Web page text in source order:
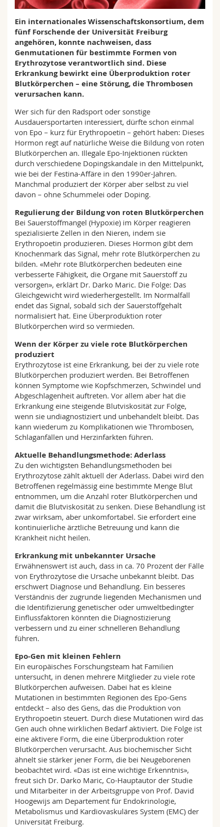
Math.-Nat. und Med. Fak.
Interfakultär
Mitarbeitende
Doktorierende
Webmail
Vorlesungsverzeichnis
MyUnifr
Ein internationales Wissenschaftskonsortium, dem
fünf Forschende der Universität Freiburg
angehören, konnte nachweisen, dass
Genmutationen für bestimmte Formen von
Erythrozytose verantwortlich sind. Diese
Erkrankung bewirkt eine Überproduktion roter
Blutkörperchen – eine Störung, die Thrombosen
verursachen kann.
Wer sich für den Radsport oder sonstige
Ausdauersportarten interessiert, dürfte schon einmal
von Epo – kurz für Erythropoetin – gehört haben: Dieses
Hormon regt auf natürliche Weise die Bildung von roten
Blutkörperchen an. Illegale Epo-Injektionen rückten
durch verschiedene Dopingskandale in den Mittelpunkt,
wie bei der Festina-Affäre in den 1990er-Jahren.
Manchmal produziert der Körper aber selbst zu viel
davon – ohne Schummelei oder Doping.
Regulierung der Bildung von roten Blutkörperchen
Bei Sauerstoffmangel (Hypoxie) im Körper reagieren
spezialisierte Zellen in den Nieren, indem sie
Erythropoetin produzieren. Dieses Hormon gibt dem
Knochenmark das Signal, mehr rote Blutkörperchen zu
bilden. «Mehr rote Blutkörperchen bedeuten eine
verbesserte Fähigkeit, die Organe mit Sauerstoff zu
versorgen», erklärt Dr. Darko Maric. Die Folge: Das
Gleichgewicht wird wiederhergestellt. Im Normalfall
endet das Signal, sobald sich der Sauerstoffgehalt
normalisiert hat. Eine Überproduktion roter
Blutkörperchen wird so vermieden.
Wenn der Körper zu viele rote Blutkörperchen
produziert
Erythrozytose ist eine Erkrankung, bei der zu viele rote
Blutkörperchen produziert werden. Bei Betroffenen
können Symptome wie Kopfschmerzen, Schwindel und
Abgeschlagenheit auftreten. Vor allem aber hat die
Erkrankung eine steigende Blutviskosität zur Folge,
wenn sie undiagnostiziert und unbehandelt bleibt. Das
kann wiederum zu Komplikationen wie Thrombosen,
Schlaganfällen und Herzinfarkten führen.
Aktuelle Behandlungsmethode: Aderlass
Zu den wichtigsten Behandlungsmethoden bei
Erythrozytose zählt aktuell der Aderlass. Dabei wird den
Betroffenen regelmässig eine bestimmte Menge Blut
entnommen, um die Anzahl roter Blutkörperchen und
damit die Blutviskosität zu senken. Diese Behandlung ist
zwar wirksam, aber unkomfortabel. Sie erfordert eine
kontinuierliche ärztliche Betreuung und kann die
Krankheit nicht heilen.
Erkrankung mit unbekannter Ursache
Erwähnenswert ist auch, dass in ca. 70 Prozent der Fälle
von Erythrozytose die Ursache unbekannt bleibt. Das
erschwert Diagnose und Behandlung. Ein besseres
Verständnis der zugrunde liegenden Mechanismen und
die Identifizierung genetischer oder umweltbedingter
Einflussfaktoren könnten die Diagnostizierung
verbessern und zu einer schnelleren Behandlung
führen.
Epo-Gen mit kleinen Fehlern
Ein europäisches Forschungsteam hat Familien
untersucht, in denen mehrere Mitglieder zu viele rote
Blutkörperchen aufweisen. Dabei hat es kleine
Mutationen in bestimmten Regionen des Epo-Gens
entdeckt – also des Gens, das die Produktion von
Erythropoetin steuert. Durch diese Mutationen wird das
Gen auch ohne wirklichen Bedarf aktiviert. Die Folge ist
eine aktivere Form, die eine Überproduktion roter
Blutkörperchen verursacht. Aus biochemischer Sicht
ähnelt sie stärker jener Form, die bei Neugeborenen
beobachtet wird. «Das ist eine wichtige Erkenntnis»,
freut sich Dr. Darko Maric, Co-Hauptautor der Studie
und Mitarbeiter in der Arbeitsgruppe von Prof. David
Hoogewijs am Departement für Endokrinologie,
Metabolismus und Kardiovaskuläres System (EMC) der
Universität Freiburg.